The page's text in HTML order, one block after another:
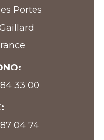
Portes
33 00
04 74